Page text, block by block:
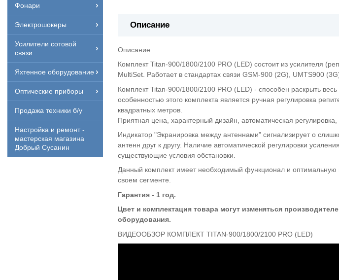
Фонари
Электрошокеры
Усилители сотовой
связи
Яхтенное оборудование
Оптические приборы
Продажа техники б/у
Настройка и ремонт -
мастерская магазина
Добрый Сусанин
Описание
Описание
Комплект Titan-900/1800/2100 PRO (LED) состоит из усилителя
MultiSet. Работает в стандартах связи GSM-900 (2G), UMTS900
Комплект Titan-900/1800/2100 PRO (LED) - способен раскрыть
особенностью этого комплекта является ручная регулировка
квадратных метров.
Приятная цена, характерный дизайн, автоматическая
Индикатор "Экранировка между антеннами" сигнализирует о
антенн друг к другу. Наличие автоматической регулировки
существующие условия обстановки.
Данный комплект имеет необходимый функционал и оптимальную
своем сегменте.
Гарантия - 1 год.
Цвет и комплектация товара могут изменяться
оборудования.
ВИДЕООБЗОР КОМПЛЕКТ TITAN-900/1800/2100 PRO (LED)